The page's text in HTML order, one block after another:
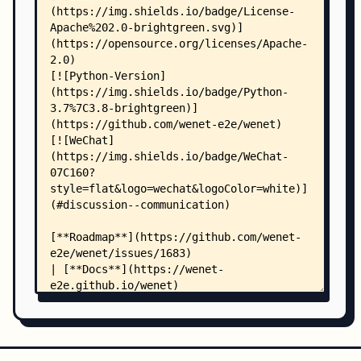
    │   ├── reference.rst
    │   ├── requirements.txt
    │   ├── runtime.md
    │   ├── train.rst
    │   ├── tutorial_aishell.md
    │   ├── tutorial_librispeech.md
    │   └── UIO.md
    ├── examples/
    │   ├── aishell/
    │   │   ├── NST/
    │   │   │   ├── README.md
    │   │   │   ├── path.sh
    │   │   │   ├── run.sh
    │   │   │   ├── conf/
    │   │   │   │   └── train_conformer.yaml
    │   │   │   └── local/
    │   │   │       ├── generate_data_list.py
│   │   │       ├──
    │   │   │       ├── get_wav_labels.py
    │   │   ├── paraformer/